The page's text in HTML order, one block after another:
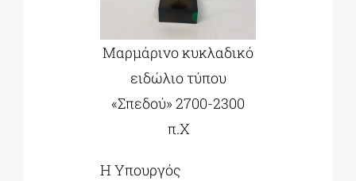
Μαρμάρινο κυκλαδικό
ειδώλιο τύπου
«Σπεδού» 2700-2300
π.Χ
Η Υπουργός